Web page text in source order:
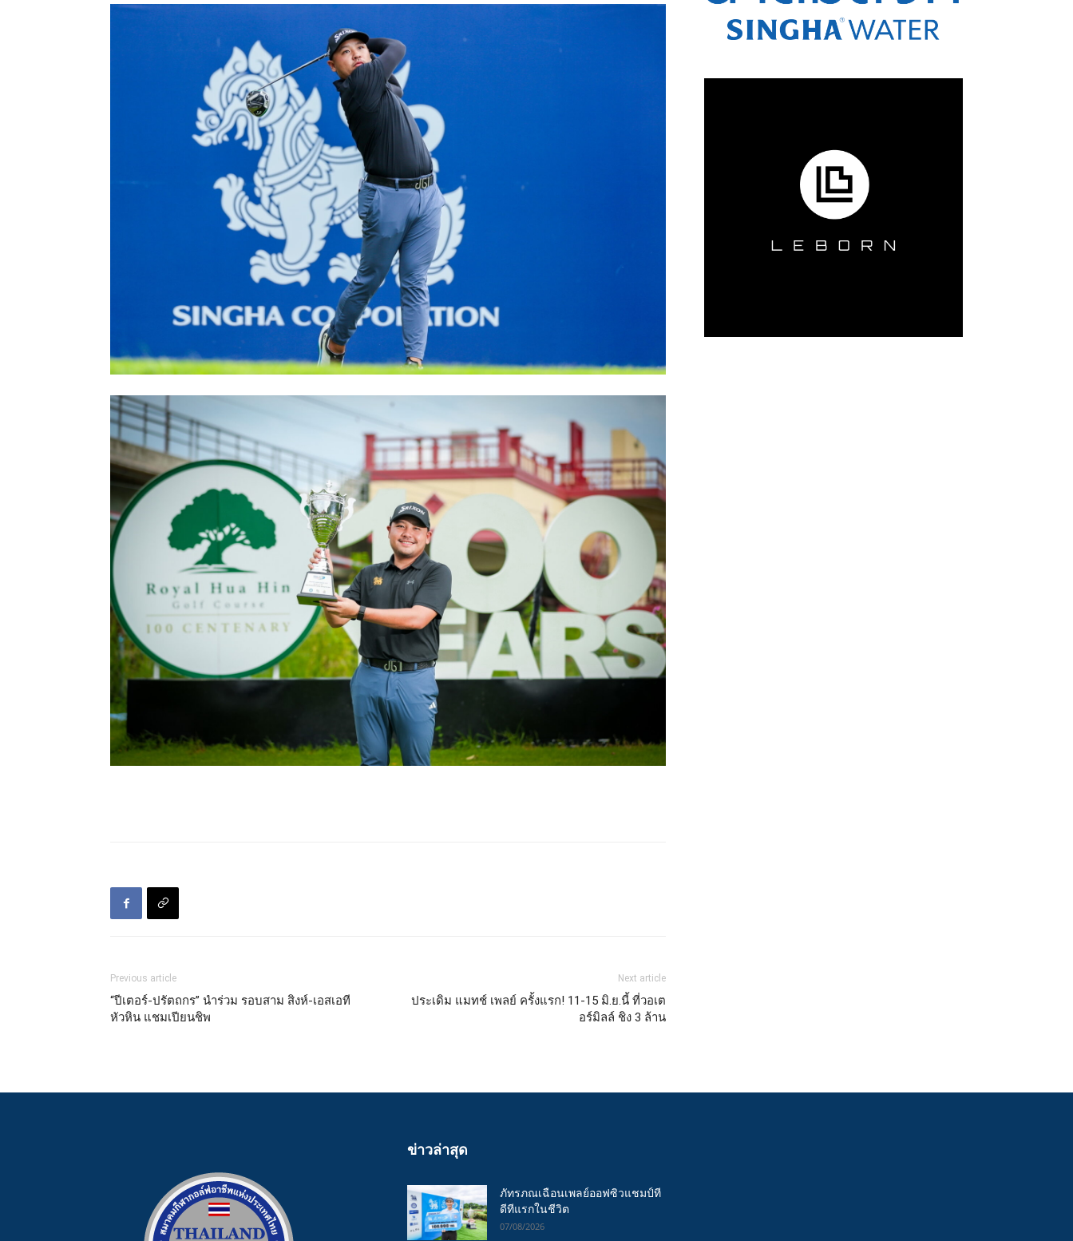
Previous article
“ปีเตอร์-ปรัตถกร” นำร่วม รอบสาม สิงห์-เอสเอที
หัวหิน แชมเปียนชิพ
Next article
ประเดิม แมทช์ เพลย์ ครั้งแรก! 11-15 มิ.ย.นี้ ที่วอเต
อร์มิลล์ ชิง 3 ล้าน
ข่าวล่าสุด
ภัทรภณเฉือนเพลย์ออฟซิวแชมป์ที
ดีทีแรกในชีวิต
07/08/2026